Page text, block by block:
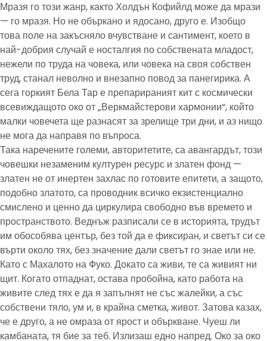
Мразя го този жанр, както Холдън Кофийлд може да мрази
— го мразя. Но не объркано и ядосано, друго е. Изобщо
това поле на закъсняло вчувстване и сантимент, което в
най-добрия случай е носталгия по собствената младост,
нежели по труда на човека, или човека на своя собствен
труд, станал неволно и внезапно повод за панегирика. А
сега горкият Бела Тар е препарираният кит с космически
всевиждащото око от „Веркмайстерови хармонии“, който
малки човечета ще разнасят за зрелище три дни, и аз нищо
не мога да направя по въпроса.
Така наречените големи, авторитетите, са авангардът, този
човешки незаменим културен ресурс и златен фонд —
златен не от инертен захлас по готовите епитети, а защото,
подобно златото, са проводник всичко екзистенциално
смислено и ценно да циркулира свободно във времето и
пространството. Веднъж разписали се в историята, трудът
им обособява център, без той да е фиксиран, и светът си се
върти около тях, без значение дали светът го знае или не.
Като с Махалото на Фуко. Докато са живи, те са живият ни
щит. Когато отпаднат, остава пробойна, като работа на
живите след тях е да я запълнят не със жалейки, а със
собствени тяло, ум и, в крайна сметка, живот. Затова казах,
че е друго, а не омраза от ярост и объркване. Чуеш ли
камбаната, тя бие за теб. Излизаш едно напред. Око за око